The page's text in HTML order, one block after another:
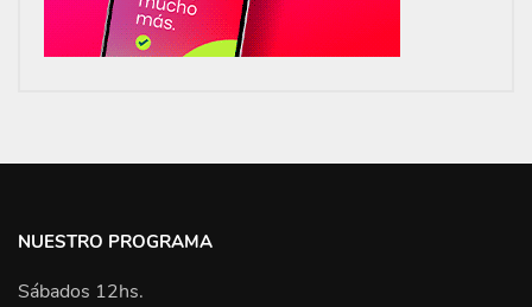
NUESTRO PROGRAMA
Sábados 12hs.